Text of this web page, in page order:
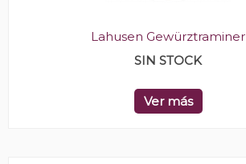
Lahusen Gewürztraminer
SIN STOCK
Ver más